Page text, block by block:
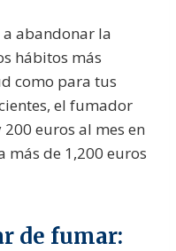
abandonar la
hábitos más
como para tus
el fumador
euros al mes en
más de 1,200 euros
de fumar: